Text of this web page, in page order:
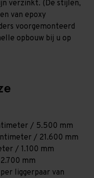
verzinkt. (De stijlen,
van epoxy
voorgemonteerd
opbouw bij u op
/ 5.500 mm
/ 21.600 mm
/ 1.100 mm
mm
liggerpaar van